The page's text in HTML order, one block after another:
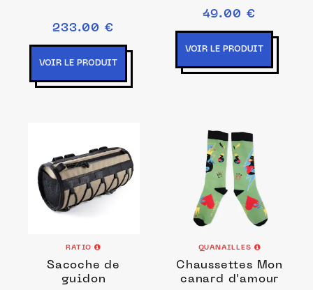
233.00 €
VOIR LE PRODUIT
49.00 €
VOIR LE PRODUIT
RATIO
Sacoche de
guidon
QUANAILLES
Chaussettes Mon
canard d'amour